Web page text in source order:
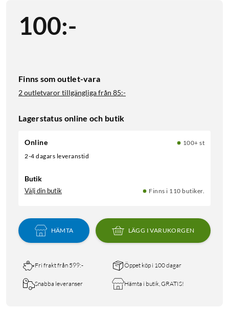
100:-
Finns som outlet-vara
2 outletvaror tillgängliga från 85:-
Lagerstatus online och butik
Online
100+ st
2-4 dagars leveranstid
Butik
Välj din butik Finns i 110 butiker.
HÄMTA LÄGG I VARUKORGEN
Fri frakt från 599:- Öppet köp i 100 dagar
Snabba leveranser Hämta i butik, GRATIS!